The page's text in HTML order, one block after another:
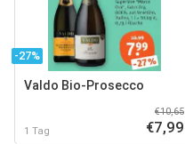
-27%
Valdo Bio-Prosecco
1 Tag
€10,65
€7,99